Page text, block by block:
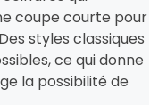
coupe courte pour
styles classiques
ce qui donne
la possibilité de